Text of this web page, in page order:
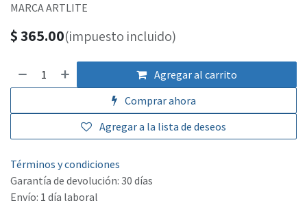
MARCA ARTLITE
$365.00(impuesto incluido)
Agregar al carrito
Comprar ahora
Agregar a la lista de deseos
Términos y condiciones
Garantía de devolución: 30 días
Envío: 1 día laboral